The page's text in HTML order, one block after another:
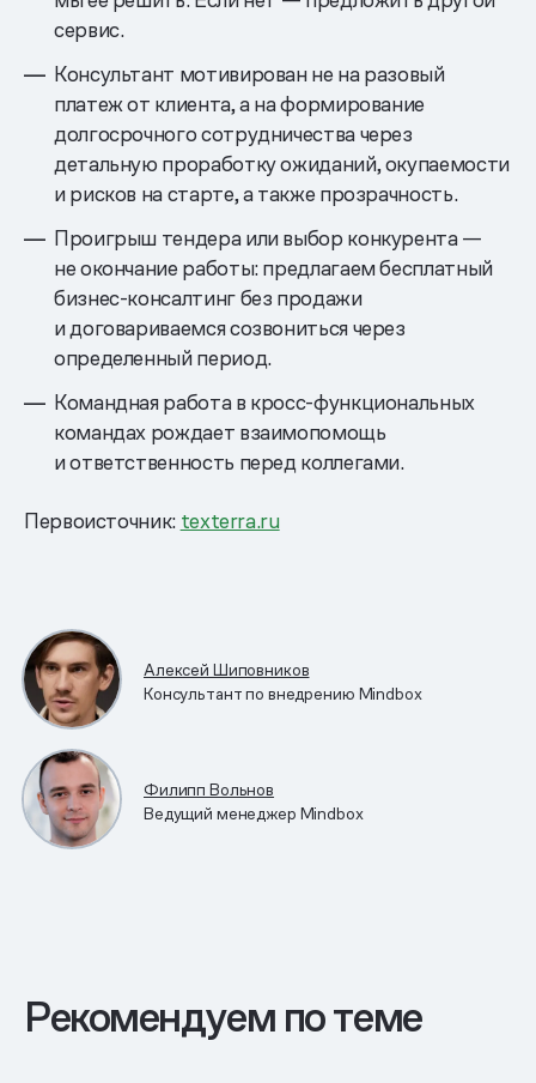
сервис.
Консультант мотивирован не на разовый
платеж от клиента, а на формирование
долгосрочного сотрудничества через
детальную проработку ожиданий, окупаемости
и рисков на старте, а также прозрачность.
Проигрыш тендера или выбор конкурента —
не окончание работы: предлагаем бесплатный
бизнес-консалтинг без продажи
и договариваемся созвониться через
определенный период.
Командная работа в кросс-функциональных
командах рождает взаимопомощь
и ответственность перед коллегами.
Первоисточник: texterra.ru
Алексей Шиповников
Консультант по внедрению Mindbox
Филипп Вольнов
Ведущий менеджер Mindbox
Рекомендуем по теме